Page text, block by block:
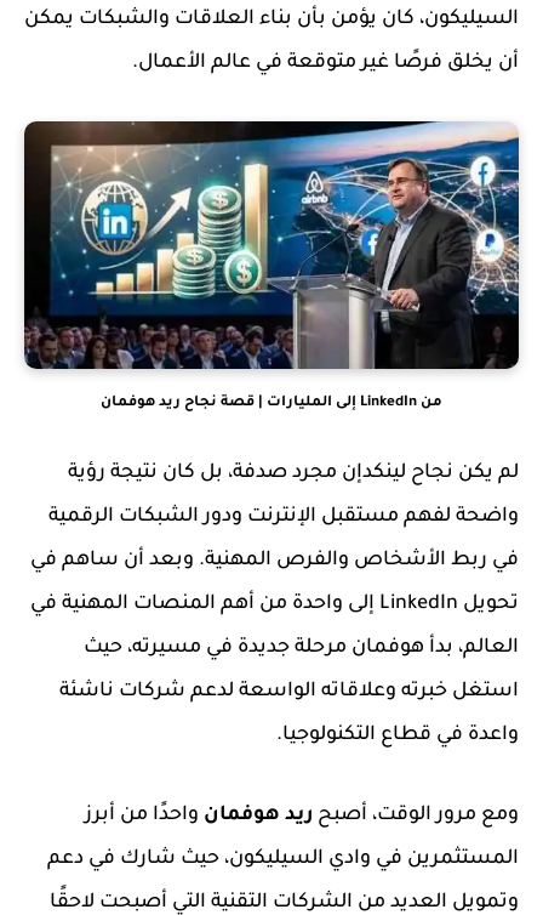
السيليكون، كان يؤمن بأن بناء العلاقات والشبكات يمكن
أن يخلق فرصًا غير متوقعة في عالم الأعمال.
من LinkedIn إلى المليارات | قصة نجاح ريد هوفمان
لم يكن نجاح لينكدإن مجرد صدفة، بل كان نتيجة رؤية
واضحة لفهم مستقبل الإنترنت ودور الشبكات الرقمية
في ربط الأشخاص والفرص المهنية. وبعد أن ساهم في
تحويل LinkedIn إلى واحدة من أهم المنصات المهنية في
العالم، بدأ هوفمان مرحلة جديدة في مسيرته، حيث
استغل خبرته وعلاقاته الواسعة لدعم شركات ناشئة
واعدة في قطاع التكنولوجيا.
ومع مرور الوقت، أصبح ريد هوفمان واحدًا من أبرز
المستثمرين في وادي السيليكون، حيث شارك في دعم
وتمويل العديد من الشركات التقنية التي أصبحت لاحقًا